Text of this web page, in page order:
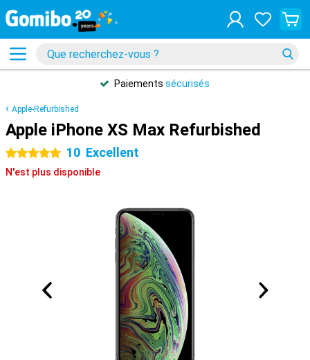
Paiements sécurisés
Apple-Refurbished
Apple iPhone XS Max Refurbished
5 étoiles 10 Excellent
N'est plus disponible